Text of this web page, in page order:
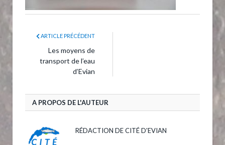
ARTICLE PRÉCÉDENT
Les moyens de
transport de l’eau
d’Evian
A PROPOS DE L'AUTEUR
RÉDACTION DE CITÉ D'EVIAN